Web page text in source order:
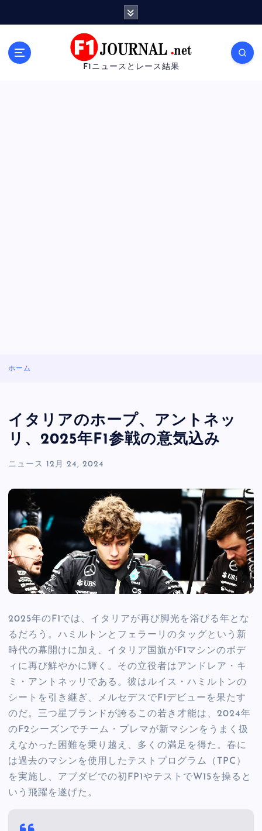
F1ニュースとレース結果
ホーム
イタリアのホープ、アントネッ
リ、2025年F1参戦の意気込み
ニュース 12月 24, 2024
2025年のF1では、イタリアが再び脚光を浴びる年とな
るだろう。ハミルトンとフェラーリのタッグという新
時代の幕開けに加え、イタリア国旗がF1マシンのボデ
ィに再び鮮やかに輝く。その立役者はアンドレア・キ
ミ・アントネッリである。彼はルイス・ハミルトンの
シートを引き継ぎ、メルセデスでF1デビューを果たす
のだ。三つ星ブランドが誇るこの若き才能は、2024年
のF2シーズンでチーム・プレマが新マシンをうまく扱
えなかった困難を乗り越え、多くの満足を得た。春に
は過去のマシンを使用したテストプログラム（TPC）
を実施し、アブダビでの初FP1やテストでW15を操ると
いう飛躍を遂げた。